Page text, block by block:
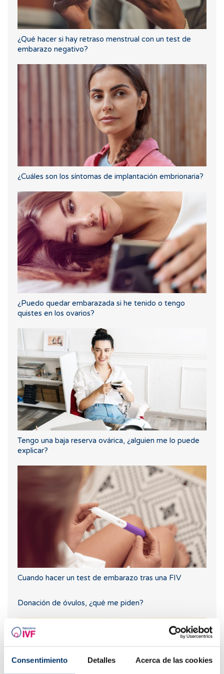
Consentimiento Detalles Acerca de las cookies
¿Qué hacer si hay retraso menstrual con un test de
embarazo negativo?
¿Cuáles son los síntomas de implantación embrionaria?
¿Puedo quedar embarazada si he tenido o tengo
quistes en los ovarios?
Tengo una baja reserva ovárica, ¿alguien me lo puede
explicar?
Cuando hacer un test de embarazo tras una FIV
Donación de óvulos, ¿qué me piden?